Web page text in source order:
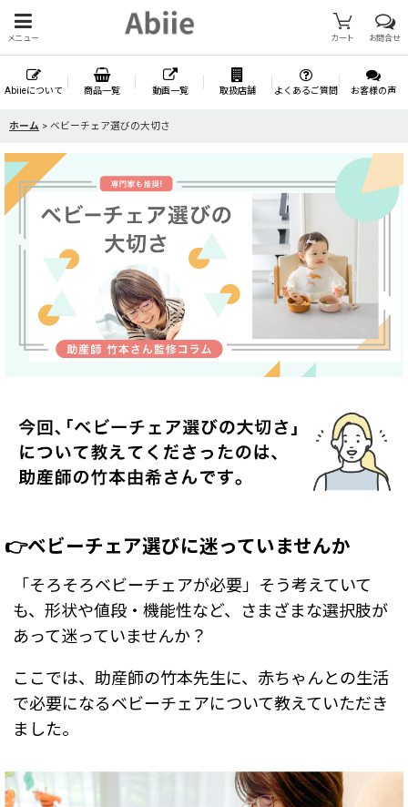
メニュー カート お問合せ
Abiieについて 商品一覧 動画一覧 取扱店舗 よくあるご質問 お客様の声
ホーム > ベビーチェア選びの大切さ
👉ベビーチェア選びに迷っていませんか
「そろそろベビーチェアが必要」そう考えていて
も、形状や値段・機能性など、さまざまな選択肢が
あって迷っていませんか？
ここでは、助産師の竹本先生に、赤ちゃんとの生活
で必要になるベビーチェアについて教えていただき
ました。